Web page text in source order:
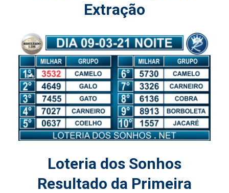
Extração
Loteria dos Sonhos
Resultado da Primeira